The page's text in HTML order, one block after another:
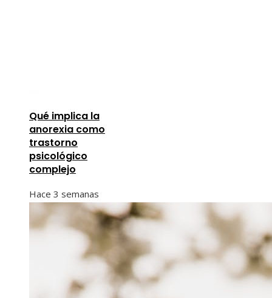
Qué implica la
anorexia como
trastorno
psicológico
complejo
Hace 3 semanas